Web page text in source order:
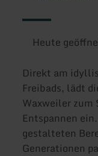
Heute
Direkt am
Freibads, lädt
Waxweiler zum
Entspannen
gestalteten
Generationen